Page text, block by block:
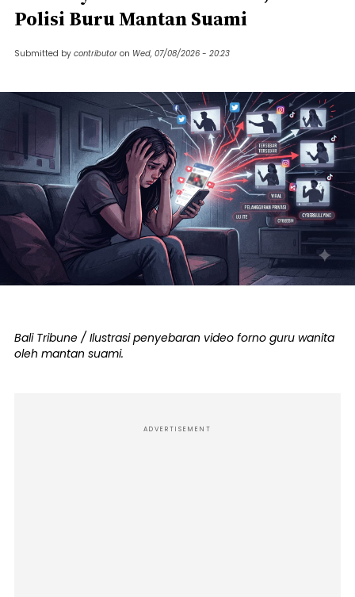
Polisi Buru Mantan Suami
Submitted by contributor on Wed, 07/08/2026 - 20:23
Bali Tribune / Ilustrasi penyebaran video forno guru wanita
oleh mantan suami.
ADVERTISEMENT